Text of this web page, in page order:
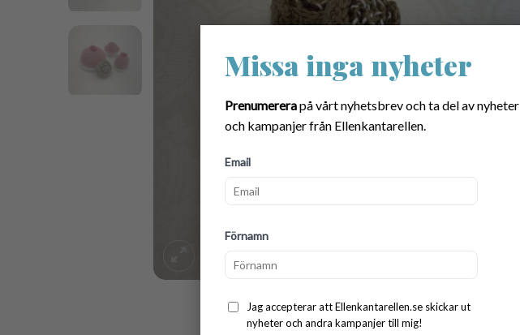
Missa inga nyheter
Prenumererapå vårt nyhetsbrev och ta del av nyheter
och kampanjer från Ellenkantarellen.
Email
Förnamn
Jag accepterar att Ellenkantarellen.se skickar ut
nyheter och andra kampanjer till mig!